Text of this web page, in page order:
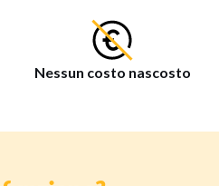
Nessun costo nascosto